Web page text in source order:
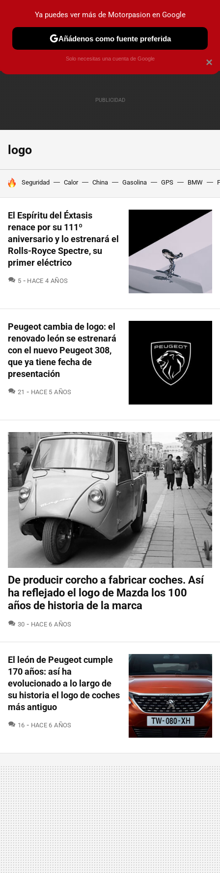
PRUEBAS COCHES ELÉCTRICOS OBSERVATORIO
logo
HOY SE HABLA DE
Seguridad Calor China Gasolina GPS BMW
El Espíritu del Éxtasis
renace por su 111º
aniversario y lo estrenará el
Rolls-Royce Spectre, su
primer eléctrico
5 COMENTARIOS
HACE 4 AÑOS
Peugeot cambia de logo: el
renovado león se estrenará
con el nuevo Peugeot 308,
que ya tiene fecha de
presentación
21 COMENTARIOS
HACE 5 AÑOS
De producir corcho a fabricar coches. Así
ha reflejado el logo de Mazda los 100
años de historia de la marca
30 COMENTARIOS
HACE 6 AÑOS
El león de Peugeot cumple
170 años: así ha
evolucionado a lo largo de
su historia el logo de coches
más antiguo
16 COMENTARIOS
HACE 6 AÑOS
×
Ya puedes ver más de Motorpasion en Google
Añádenos como fuente preferida
Solo necesitas una cuenta de Google